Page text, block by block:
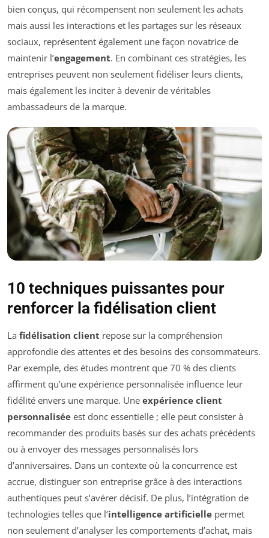
bien conçus, qui récompensent non seulement les achats
mais aussi les interactions et les partages sur les réseaux
sociaux, représentent également une façon novatrice de
maintenir l’engagement. En combinant ces stratégies, les
entreprises peuvent non seulement fidéliser leurs clients,
mais également les inciter à devenir de véritables
ambassadeurs de la marque.
10 techniques puissantes pour
renforcer la fidélisation client
La fidélisation client repose sur la compréhension
approfondie des attentes et des besoins des consommateurs.
Par exemple, des études montrent que 70 % des clients
affirment qu’une expérience personnalisée influence leur
fidélité envers une marque. Une expérience client
personnalisée est donc essentielle ; elle peut consister à
recommander des produits basés sur des achats précédents
ou à envoyer des messages personnalisés lors
d’anniversaires. Dans un contexte où la concurrence est
accrue, distinguer son entreprise grâce à des interactions
authentiques peut s’avérer décisif. De plus, l’intégration de
technologies telles que l’intelligence artificielle permet
non seulement d’analyser les comportements d’achat, mais